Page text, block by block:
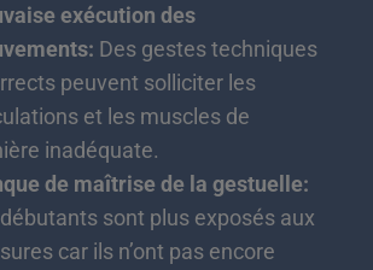
exécution des
Des gestes techniques
peuvent solliciter les
et les muscles de
inadéquate.
de maîtrise de la gestuelle:
sont plus exposés aux
car ils n’ont pas encore